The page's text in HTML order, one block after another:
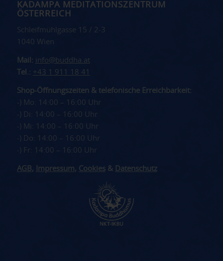
KADAMPA MEDITATIONSZENTRUM
ÖSTERREICH
Schleifmühlgasse 15 / 2-3
1040 Wien
Mail: info@buddha.at
Tel.: +43 1 911 18 41
Shop-Öffnungszeiten & telefonische Erreichbarkeit:
-) Mo: 14:00 – 16:00 Uhr
-) Di: 14:00 – 16:00 Uhr
-) Mi: 14:00 – 16:00 Uhr
-) Do: 14:00 – 16:00 Uhr
-) Fr: 14:00 – 16:00 Uhr
AGB , Impressum, Cookies& Datenschutz